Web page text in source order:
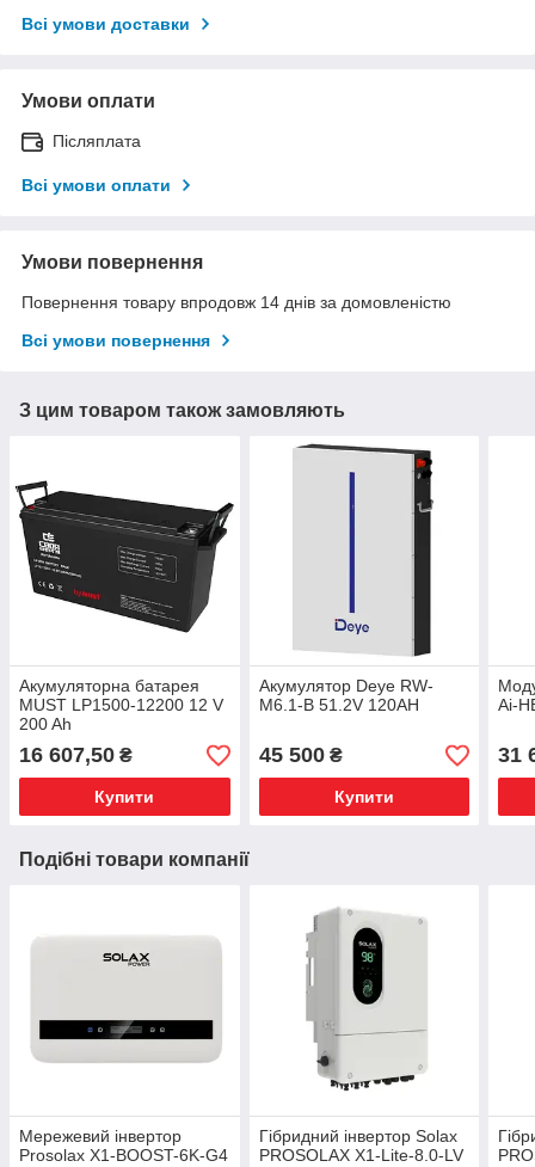
Всі умови доставки
Умови оплати
Післяплата
Всі умови оплати
Умови повернення
Повернення товару впродовж 14 днів за домовленістю
Всі умови повернення
З цим товаром також замовляють
Акумуляторна батарея
MUST LP1500-12200 12 V
200 Ah
16 607,50 ₴
Купити
Акумулятор Deye RW-
M6.1-B 51.2V 120AH
45 500₴
Купити
Ai-
31
Подібні товари компанії
Мережевий інвертор
Prosolax X1-BOOST-6K-G4
Гібридний інвертор Solax
PROSOLAX X1-Lite-8.0-LV